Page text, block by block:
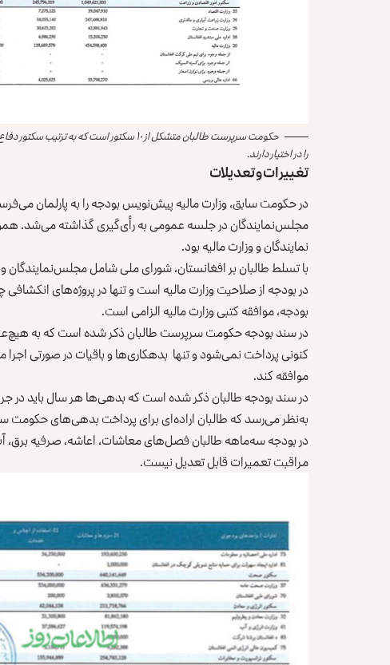
حکومت سرپرست طالبان متشکل از ۱۰ سکتور
را در اختیار دارند.
تغییرات و تعدیلات
در حکومت سابق، وزارت مالیه پیش‌نویس بودجه را به پارلمان
مجلس‌نمایندگان در جلسه عمومی به رأی‌گیری گذاشته می‌شد.
نمایندگان و وزارت مالیه بود.
با تسلط طالبان بر افغانستان، شورای ملی شامل
در بودجه از صلاحیت وزارت مالیه است و تنها در پروژه‌های
بودجه، موافقه کتبی وزارت مالیه الزامی است.
در سند بودجه حکومت سرپرست طالبان ذکر شده است که به‌
کنونی پرداخت نمی‌شود و تنها بدهکاری‌ها و باقیات در صورتی اجرا
موافقه کند.
در سند بودجه طالبان ذکر شده است که بدهی‌ها هر سال باید در
به‌نظر می‌رسد که طالبان اراده‌ای برای پرداخت بدهی‌های حکومت
در بودجه سه‌‌ماهه طالبان فصل‌های معاشات، اعاشه، صرفیه
مراقبت تعمیرات قابل تعدیل نیست.